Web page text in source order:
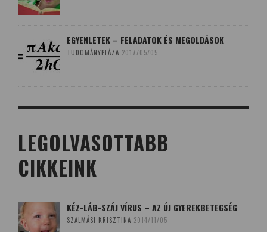
EGYENLETEK – FELADATOK ÉS MEGOLDÁSOK
TUDOMÁNYPLÁZA 2017/05/05
LEGOLVASOTTABB
CIKKEINK
KÉZ-LÁB-SZÁJ VÍRUS – AZ ÚJ GYEREKBETEGSÉG
SZALMÁSI KRISZTINA 2014/11/05